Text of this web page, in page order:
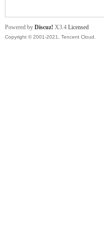
Powered by Discuz! X3.4 Licensed
Copyright © 2001-2021, Tencent Cloud.